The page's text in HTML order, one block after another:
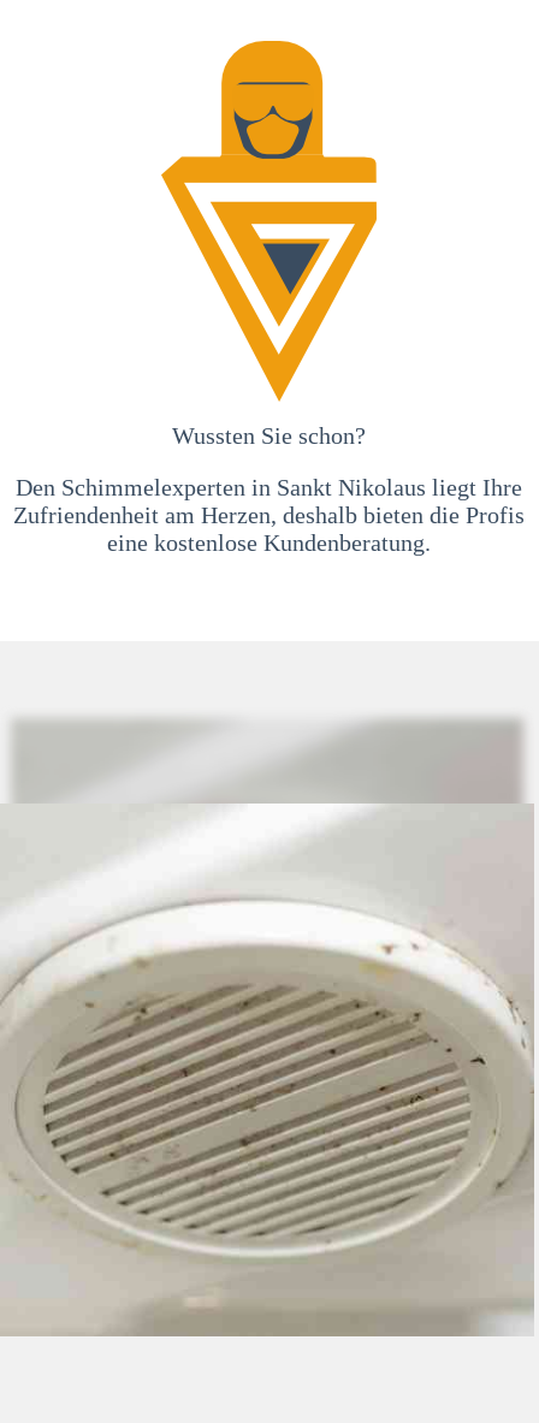
Wussten Sie schon?
Den Schimmelexperten in Sankt Nikolaus liegt Ihre
Zufriendenheit am Herzen, deshalb bieten die Profis
eine kostenlose Kundenberatung.